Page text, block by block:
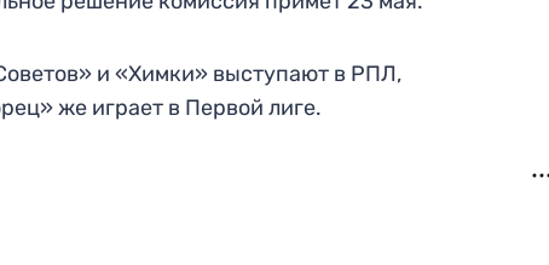
и «Химки» выступают в РПЛ,
же играет в Первой лиге.